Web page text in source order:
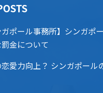
ガポール事務所】シンガポ
金について
愛力向上？ シンガポール